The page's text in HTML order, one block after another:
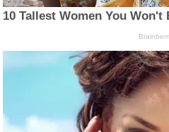
10 Tallest Women You Won't